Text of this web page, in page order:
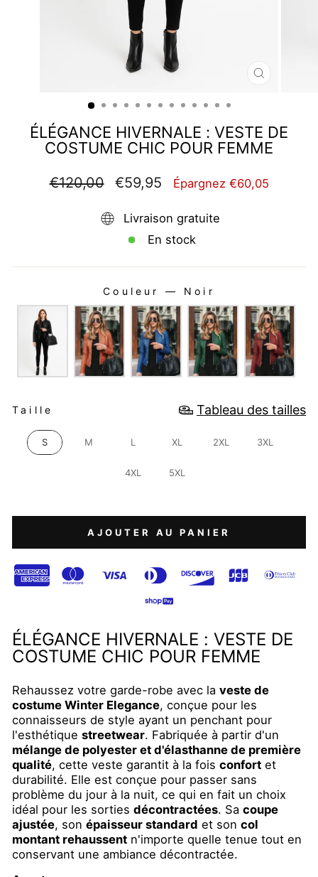
FERMER
ÉLÉGANCE HIVERNALE : VESTE DE
COSTUME CHIC POUR FEMME
Prix
régulier
€120,00
Prix
réduit
€59,95 Épargnez €60,05
Livraison gratuite
En stock
Couleur — Noir
COULEUR
Taille Tableau des tailles
S M L XL 2XL 3XL
4XL 5XL
AJOUTER AU PANIER
ÉLÉGANCE HIVERNALE : VESTE DE
COSTUME CHIC POUR FEMME
Rehaussez votre garde-robe avec la veste de
costume Winter Elegance, conçue pour les
connaisseurs de style ayant un penchant pour
l'esthétique streetwear. Fabriquée à partir d'un
mélange de polyester et d'élasthanne de première
qualité, cette veste garantit à la fois confort et
durabilité. Elle est conçue pour passer sans
problème du jour à la nuit, ce qui en fait un choix
idéal pour les sorties décontractées. Sa coupe
ajustée, son épaisseur standard et son col
montant rehaussent n'importe quelle tenue tout en
conservant une ambiance décontractée.